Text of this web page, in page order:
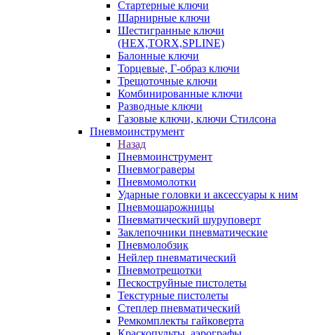
Стартерные ключи
Шарнирные ключи
Шестигранные ключи
(HEX,TORX,SPLINE)
Балонные ключи
Торцевые, Г-образ ключи
Трещоточные ключи
Комбинированные ключи
Разводные ключи
Газовые ключи, ключи Стилсона
Пневмоинструмент
Назад
Пневмоинструмент
Пневмограверы
Пневмомолотки
Ударные головки и аксессуары к ним
Пневмошарожницы
Пневматический шуруповерт
Заклепочники пневматические
Пневмолобзик
Нейлер пневматический
Пневмотрещотки
Пескоструйные пистолеты
Текстурные пистолеты
Степлер пневматический
Ремкомплекты гайковерта